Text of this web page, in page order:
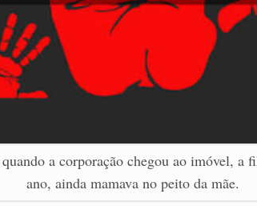
a corporação chegou ao imóvel, a
ano, ainda mamava no peito da mãe.